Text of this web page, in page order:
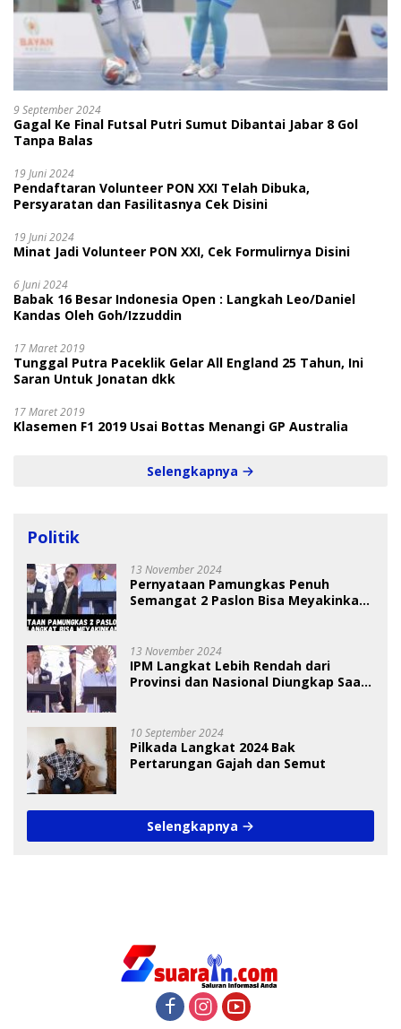
9 September 2024
Gagal Ke Final Futsal Putri Sumut Dibantai Jabar 8 Gol
Tanpa Balas
19 Juni 2024
Pendaftaran Volunteer PON XXI Telah Dibuka,
Persyaratan dan Fasilitasnya Cek Disini
19 Juni 2024
Minat Jadi Volunteer PON XXI, Cek Formulirnya Disini
6 Juni 2024
Babak 16 Besar Indonesia Open : Langkah Leo/Daniel
Kandas Oleh Goh/Izzuddin
17 Maret 2019
Tunggal Putra Paceklik Gelar All England 25 Tahun, Ini
Saran Untuk Jonatan dkk
17 Maret 2019
Klasemen F1 2019 Usai Bottas Menangi GP Australia
Selengkapnya
Politik
13 November 2024
Pernyataan Pamungkas Penuh
Semangat 2 Paslon Bisa Meyakinkan
13 November 2024
IPM Langkat Lebih Rendah dari
Provinsi dan Nasional Diungkap Saat
10 September 2024
Pilkada Langkat 2024 Bak
Pertarungan Gajah dan Semut
Selengkapnya